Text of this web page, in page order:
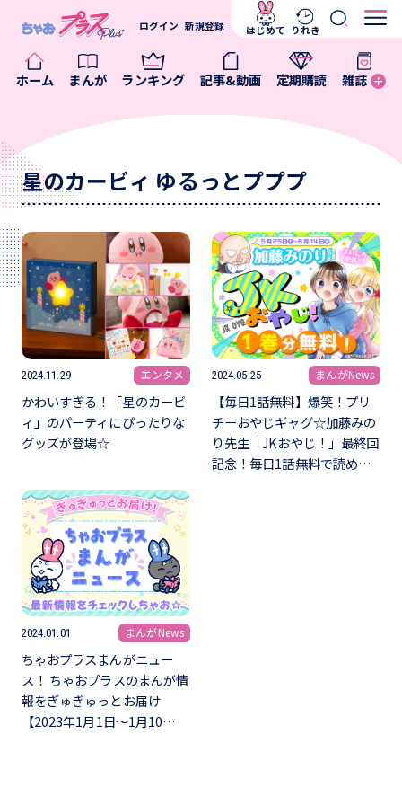
ホーム まんが ランキング 記事&動画 定期購読 雑誌
ログイン 新規登録 はじめて りれき
星のカービィ ゆるっとプププ
2024.11.29 エンタメ
かわいすぎる！「星のカービ
ィ」のパーティにぴったりな
グッズが登場☆
2024.05.25 まんがNews
【毎日1話無料】爆笑！プリ
チーおやじギャグ☆加藤みの
り先生「JKおやじ！」最終回
記念！毎日1話無料で読め…
2024.01.01 まんがNews
ちゃおプラスまんがニュー
ス！ ちゃおプラスのまんが情
報をぎゅぎゅっとお届け
【2023年1月1日～1月10…